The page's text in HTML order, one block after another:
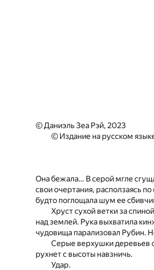
© Даниэль Зеа Рэй, 2023
© Издание на русском
Она бежала… В серой мгле
свои очертания, расползаясь
будто поглощала шум ее
Хруст сухой ветки за
над землей. Рука выхватила
чудовища парализовал Рубин.
Серые верхушки деревьев
рухнет с высоты навзничь.
Удар.